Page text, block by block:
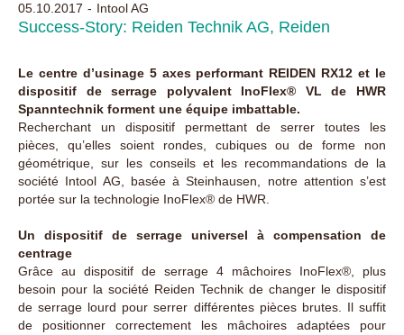
05.10.2017 Intool AG
Success-Story: Reiden Technik AG, Reiden
Le centre d’usinage 5 axes performant REIDEN RX12 et le
dispositif de serrage polyvalent InoFlex® VL de HWR
Spanntechnik forment une équipe imbattable.
Recherchant un dispositif permettant de serrer toutes les
pièces, qu’elles soient rondes, cubiques ou de forme non
géométrique, sur les conseils et les recommandations de la
société Intool AG, basée à Steinhausen, notre attention s’est
portée sur la technologie InoFlex® de HWR.
Un dispositif de serrage universel à compensation de
centrage
Grâce au dispositif de serrage 4 mâchoires InoFlex®, plus
besoin pour la société Reiden Technik de changer le dispositif
de serrage lourd pour serrer différentes pièces brutes. Il suffit
de positionner correctement les mâchoires adaptées pour